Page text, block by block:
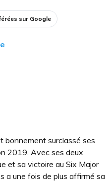
sur Google
bonnement surclassé ses
2019. Avec ses deux
et sa victoire au Six Major
a une fois de plus affirmé sa